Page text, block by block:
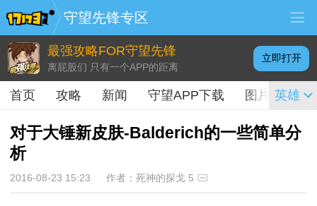
守望先锋专区
最强攻略FOR守望先锋
离屁股们 只有一个APP的距离
立即打开
首页 攻略 新闻 守望APP下载 图片 视频
英雄
对于大锤新皮肤-Balderich的一些简单分
析
2016-08-23 15:23 作者：死神的探戈 5